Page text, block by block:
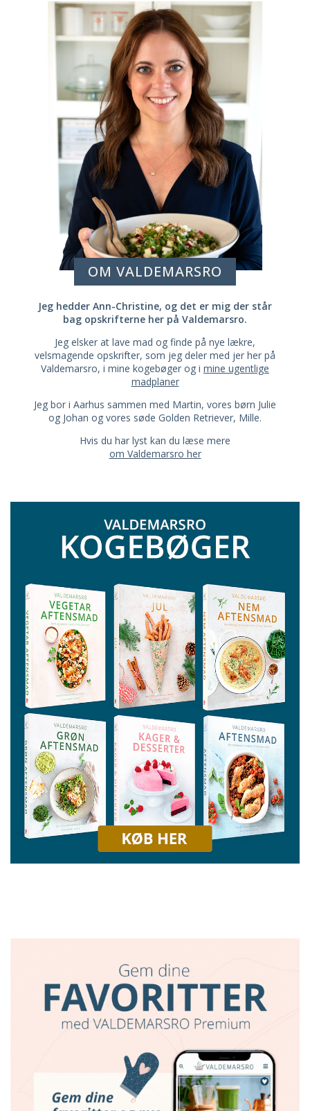
OM VALDEMARSRO
Jeg hedder Ann-Christine, og det er mig der står
bag opskrifterne her på Valdemarsro.
Jeg elsker at lave mad og finde på nye lækre,
velsmagende opskrifter, som jeg deler med jer her på
Valdemarsro, i mine kogebøger og i mine ugentlige
madplaner
Jeg bor i Aarhus sammen med Martin, vores børn Julie
og Johan og vores søde Golden Retriever, Mille.
Hvis du har lyst kan du læse mere
om Valdemarsro her